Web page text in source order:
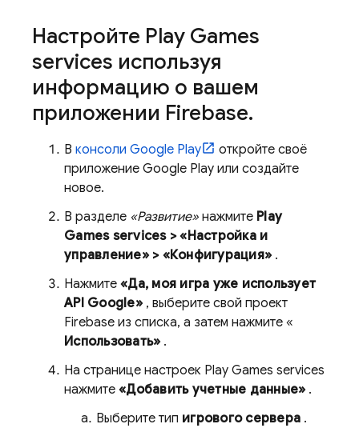
Настройте Play Games
services используя
информацию о вашем
приложении Firebase.
В консоли Google Play
откройте своё
приложение Google Play или создайте
новое.
В разделе «Развитие» нажмите Play
Gamesservices> «Настройка и
управление» > «Конфигурация» .
Нажмите «Да, моя игра уже использует
API Google», выберите свой проект
Firebase из списка, а затем нажмите «
Использовать» .
На странице настроек Play Games services
нажмите «Добавить учетные данные» .
Выберите тип игрового сервера .